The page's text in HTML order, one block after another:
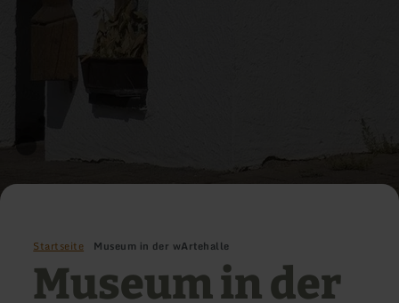
Startseite Museum in der wArtehalle
Museum in der